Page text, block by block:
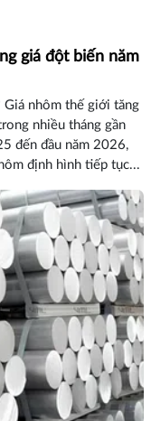
giá đột biến năm
Giá nhôm thế giới tăng
nhiều tháng gần
đến đầu năm 2026,
định hình tiếp tục...